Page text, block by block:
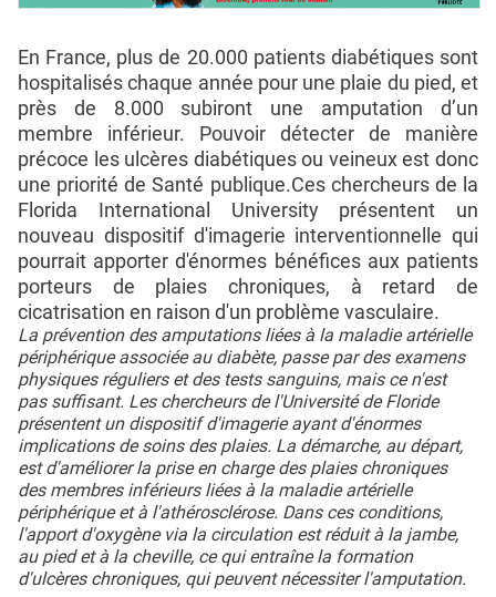
En France, plus de 20.000 patients diabétiques sont
hospitalisés chaque année pour une plaie du pied, et
près de 8.000 subiront une amputation d’un
membre inférieur. Pouvoir détecter de manière
précoce les ulcères diabétiques ou veineux est donc
une priorité de Santé publique.Ces chercheurs de la
Florida International University présentent un
nouveau dispositif d'imagerie interventionnelle qui
pourrait apporter d'énormes bénéfices aux patients
porteurs de plaies chroniques, à retard de
cicatrisation en raison d'un problème vasculaire.
La prévention des amputations liées à la maladie artérielle
périphérique associée au diabète, passe par des examens
physiques réguliers et des tests sanguins, mais ce n'est
pas suffisant. Les chercheurs de l'Université de Floride
présentent un dispositif d'imagerie ayant d'énormes
implications de soins des plaies. La démarche, au départ,
est d'améliorer la prise en charge des plaies chroniques
des membres inférieurs liées à la maladie artérielle
périphérique et à l'athérosclérose. Dans ces conditions,
l'apport d'oxygène via la circulation est réduit à la jambe,
au pied et à la cheville, ce qui entraîne la formation
d'ulcères chroniques, qui peuvent nécessiter l'amputation.